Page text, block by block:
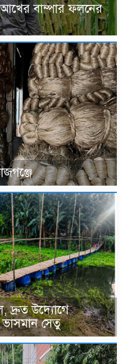
বাম্পার ফলনের
দ্রুত উদ্যোগে
ভাসমান সেতু